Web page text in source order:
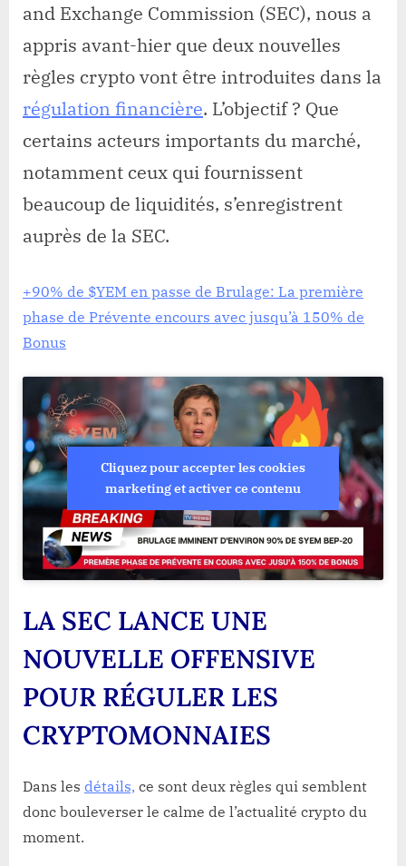
and Exchange Commission (SEC), nous a
appris avant-hier que deux nouvelles
règles crypto vont être introduites dans la
régulation financière. L’objectif ? Que
certains acteurs importants du marché,
notamment ceux qui fournissent
beaucoup de liquidités, s’enregistrent
auprès de la SEC.
+90% de $YEM en passe de Brulage: La première
phase de Prévente encours avec jusqu’à 150% de
Bonus
Cliquez pour accepter les cookies
marketing et activer ce contenu
LA SEC LANCE UNE
NOUVELLE OFFENSIVE
POUR RÉGULER LES
CRYPTOMONNAIES
Dans les détails, ce sont deux règles qui semblent
donc bouleverser le calme de l’actualité crypto du
moment.